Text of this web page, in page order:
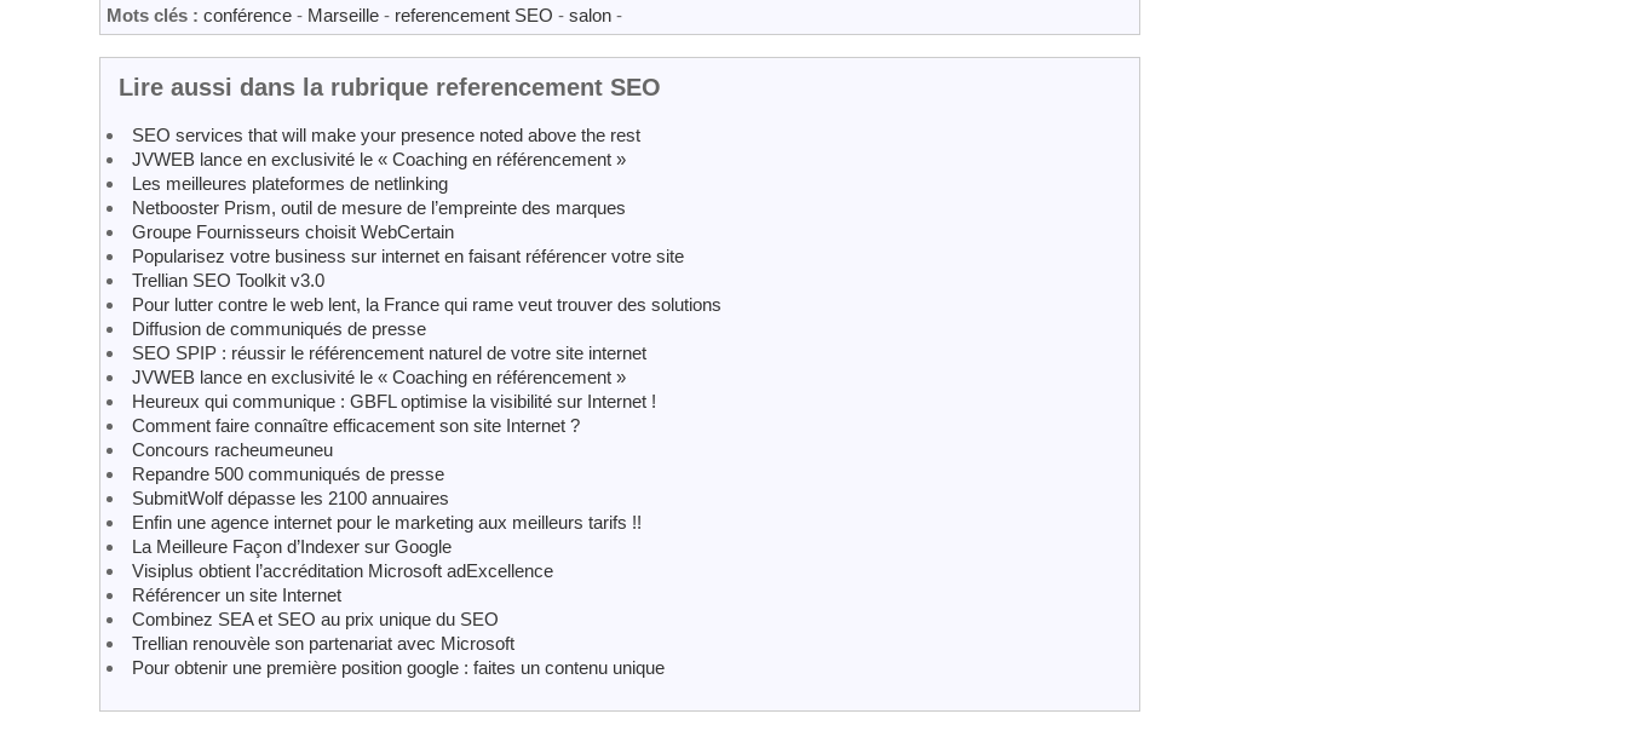
Mots clés : conférence - Marseille - referencement SEO - salon -
Lire aussi dans la rubrique referencement SEO
SEO services that will make your presence noted above the rest
JVWEB lance en exclusivité le « Coaching en référencement »
Les meilleures plateformes de netlinking
Netbooster Prism, outil de mesure de l’empreinte des marques
Groupe Fournisseurs choisit WebCertain
Popularisez votre business sur internet en faisant référencer votre site
Trellian SEO Toolkit v3.0
Pour lutter contre le web lent, la France qui rame veut trouver des solutions
Diffusion de communiqués de presse
SEO SPIP : réussir le référencement naturel de votre site internet
JVWEB lance en exclusivité le « Coaching en référencement »
Heureux qui communique : GBFL optimise la visibilité sur Internet !
Comment faire connaître efficacement son site Internet ?
Concours racheumeuneu
Repandre 500 communiqués de presse
SubmitWolf dépasse les 2100 annuaires
Enfin une agence internet pour le marketing aux meilleurs tarifs !!
La Meilleure Façon d’Indexer sur Google
Visiplus obtient l’accréditation Microsoft adExcellence
Référencer un site Internet
Combinez SEA et SEO au prix unique du SEO
Trellian renouvèle son partenariat avec Microsoft
Pour obtenir une première position google : faites un contenu unique